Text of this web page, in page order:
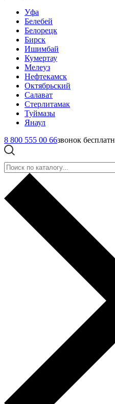
Уфа
Белебей
Белорецк
Бирск
Ишимбай
Кумертау
Мелеуз
Нефтекамск
Октябрьский
Салават
Стерлитамак
Туймазы
Янаул
8 800 555 00 66звонок